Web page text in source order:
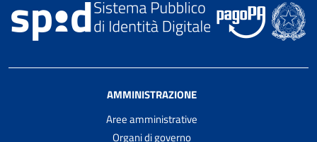
AMMINISTRAZIONE
Aree amministrative
Organi di governo